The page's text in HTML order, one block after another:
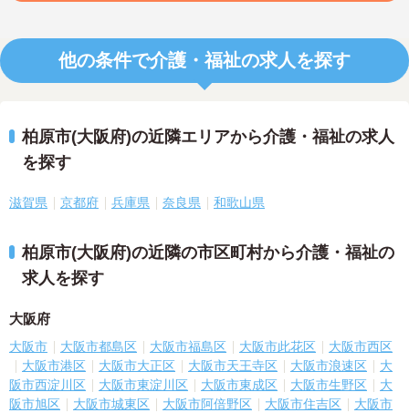
他の条件で介護・福祉の求人を探す
柏原市(大阪府)の近隣エリアから介護・福祉の求人
を探す
滋賀県 京都府 兵庫県 奈良県 和歌山県
柏原市(大阪府)の近隣の市区町村から介護・福祉の
求人を探す
大阪府
大阪市 大阪市都島区 大阪市福島区 大阪市此花区
大阪市西区
大阪市港区
大阪市大正区 大阪市天王寺区 大阪市浪速区
大
阪市西淀川区
大阪市東淀川区 大阪市東成区 大阪市生野区
大
阪市旭区
大阪市城東区 大阪市阿倍野区 大阪市住吉区
大阪市